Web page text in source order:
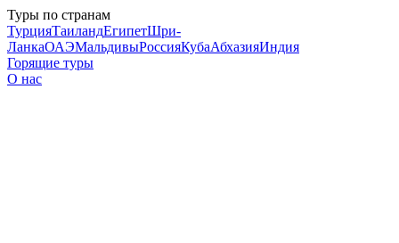
Туры по странам
ТурцияТаиландЕгипетШри-
ЛанкаОАЭМальдивыРоссияКубаАбхазияИндия
Горящие туры
О нас